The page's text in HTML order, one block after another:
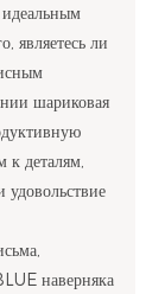
идеальным
являетесь ли
шариковая
к деталям,
наверняка